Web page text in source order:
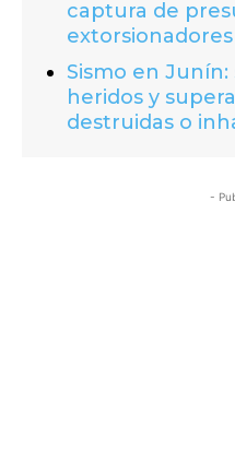
captura de
Sismo en Junín:
heridos y
destruidas o
-